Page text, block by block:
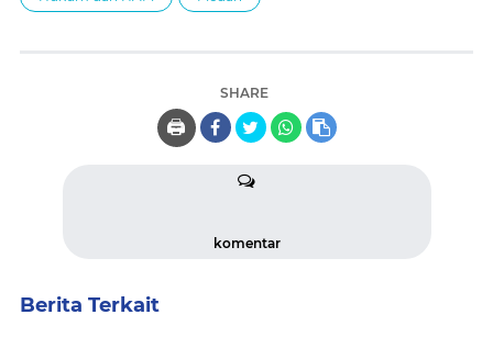
SHARE
🖨️
komentar
Berita Terkait